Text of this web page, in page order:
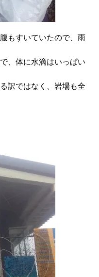
もすいていたので、雨
、体に水滴はいっぱい
訳ではなく、岩場も全